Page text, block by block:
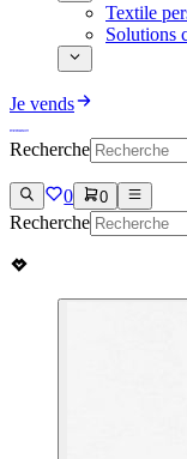
Textile
Solutions
Je vends
Recherche
0 0
Recherche